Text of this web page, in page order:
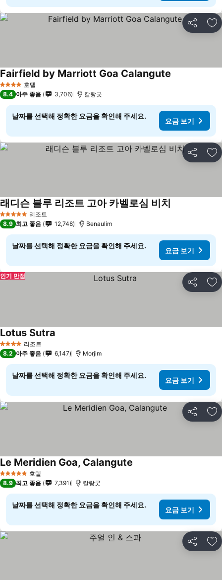
공유 즐
4 성급 호텔
Fairfield by Marriott Goa Calangute
8.4 아주 좋음 3,706 칼랑굿
날짜를 선택해 정확한 요금을 확인해 주세요.
요금 보기
공유 즐
5 성급 리조트
래디슨 블루 리조트 고아 카벨로심 비치
8.9 최고 좋음 12,748 Benaulim
날짜를 선택해 정확한 요금을 확인해 주세요.
요금 보기
공유 즐
인기 만점
4 성급 리조트
Lotus Sutra
8.2 아주 좋음 6,147 Morjim
날짜를 선택해 정확한 요금을 확인해 주세요.
요금 보기
공유 즐
5 성급 호텔
Le Meridien Goa, Calangute
8.9 최고 좋음 7,391 칼랑굿
날짜를 선택해 정확한 요금을 확인해 주세요.
요금 보기
공유 즐